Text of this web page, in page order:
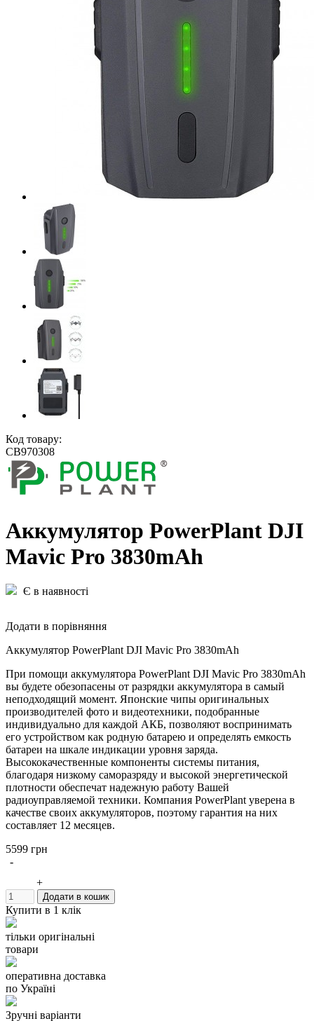
Код товару:
CB970308
Аккумулятор PowerPlant DJI
Mavic Pro 3830mAh
Є в наявності
Додати в порівняння
Аккумулятор PowerPlant DJI Mavic Pro 3830mAh
При помощи аккумулятора PowerPlant DJI Mavic Pro 3830mAh
вы будете обезопасены от разрядки аккумулятора в самый
неподходящий момент. Японские чипы оригинальных
производителей фото и видеотехники, подобранные
индивидуально для каждой АКБ, позволяют воспринимать
его устройством как родную батарею и определять емкость
батареи на шкале индикации уровня заряда.
Высококачественные компоненты системы питания,
благодаря низкому саморазряду и высокой энергетической
плотности обеспечат надежную работу Вашей
радиоуправляемой техники. Компания PowerPlant уверена в
качестве своих аккумуляторов, поэтому гарантия на них
составляет 12 месяцев.
Название: PowerPlant DJI Mavic Pro 3830mAh
Емкость: 3830mAh
Напряжение: 11.4V
Мощность: 43.6Wh
Размер: 65*104*35 мм
Вес: 251 г
Производитель: PowerPlant
Гарантия: 12 месяцев
Аккумулятор можно использовать вместо оригинального:
DL-UAV-002
Подходит к моделям:
5599 грн
-
+
Додати в кошик
Купити в 1 клік
тільки оригінальні
товари
оперативна доставка
по Україні
Зручні варіанти